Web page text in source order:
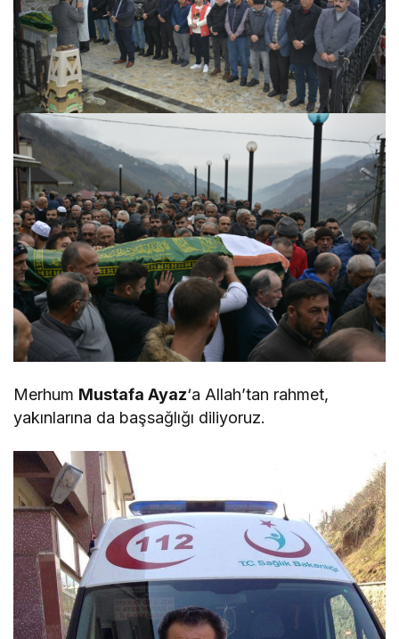
Merhum Mustafa Ayaz‘a Allah’tan rahmet,
yakınlarına da başsağlığı diliyoruz.